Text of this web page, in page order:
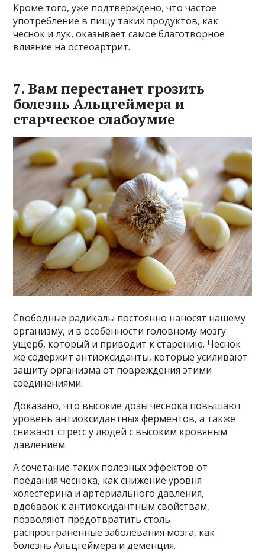
Кроме того, уже подтверждено, что частое
употребление в пищу таких продуктов, как
чеснок и лук, оказывает самое благотворное
влияние на остеоартрит.
7. Вам перестанет грозить
болезнь Альцгеймера и
старческое слабоумие
Свободные радикалы постоянно наносят нашему
организму, и в особенности головному мозгу
ущерб, который и приводит к старению. Чеснок
же содержит антиоксиданты, которые усиливают
защиту организма от повреждения этими
соединениями.
Доказано, что высокие дозы чеснока повышают
уровень антиоксидантных ферментов, а также
снижают стресс у людей с высоким кровяным
давлением.
А сочетание таких полезных эффектов от
поедания чеснока, как снижение уровня
холестерина и артериального давления,
вдобавок к антиоксидантным свойствам,
позволяют предотвратить столь
распространенные заболевания мозга, как
болезнь Альцгеймера и деменция.